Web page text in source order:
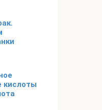
кислоты